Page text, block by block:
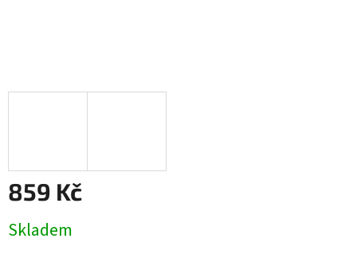
859 Kč
cena:
Skladem